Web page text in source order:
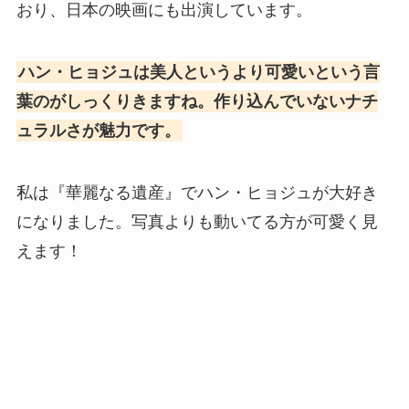
おり、日本の映画にも出演しています。
ハン・ヒョジュは美人というより可愛いという言
葉のがしっくりきますね。作り込んでいないナチ
ュラルさが魅力です。
私は『華麗なる遺産』でハン・ヒョジュが大好き
になりました。写真よりも動いてる方が可愛く見
えます！